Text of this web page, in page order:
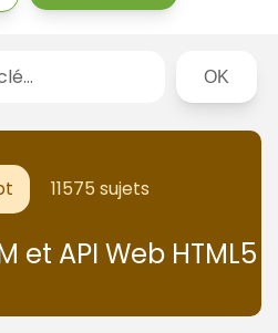
Rechercher
11575 sujets
et API Web HTML5